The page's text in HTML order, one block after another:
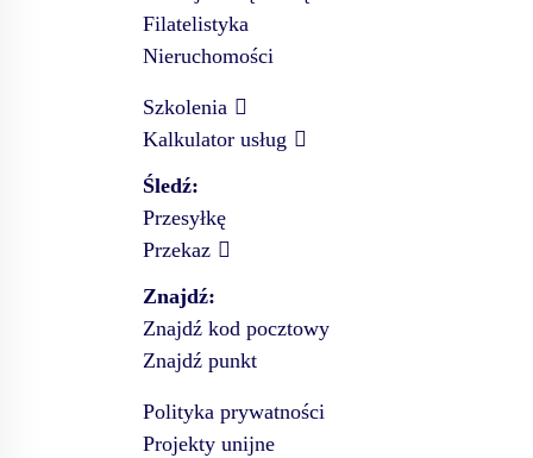
Filatelistyka
Nieruchomości
Szkolenia
Kalkulator usług
Śledź:
Przesyłkę
Przekaz
Znajdź:
Znajdź kod pocztowy
Znajdź punkt
Polityka prywatności
Projekty unijne